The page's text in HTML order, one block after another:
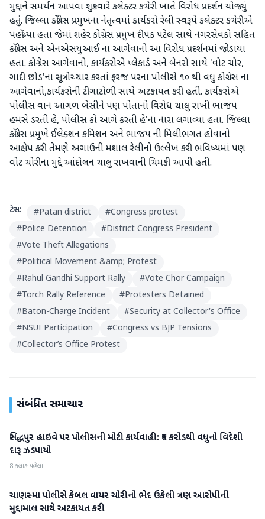
મુદ્દાને સમર્થન આપવા શુક્રવારે કલેક્ટર કચેરી ખાતે વિરોધ પ્રદર્શન યોજ્યું
હતું. જિલ્લા કોંગ્રેસ પ્રમુખના નેતૃત્વમાં કાર્યકરો રેલી સ્વરૂપે કલેક્ટર કચેરીએ
પહોંચ્યા હતા જેમાં શહેર કોગ્રેસ પ્રમુખ દીપક પટેલ સાથે નગરસેવકો સહિત
કોંગ્રેસ અને એનએસયુઆઈ ના આગેવાનો આ વિરોધ પ્રદર્શનમાં જોડાયા
હતા. કોગ્રેસ આગેવાનો, કાર્યકરોએ પ્લેકાર્ડ અને બેનરો સાથે 'વોટ ચોર,
ગાદી છોડ'ના સૂત્રોચ્ચાર કરતાં ફરજ પરના પોલીસે ૧૦ થી વધુ કોગ્રેસ ના
આગેવાનો,કાર્યકરોની ટીગાટોળી સાથે અટકાયત કરી હતી. કાર્યકરોએ
પોલીસ વાન આગળ બેસીને પણ પોતાનો વિરોધ ચાલુ રાખી ભાજપ
હમસે ડરતી હે, પોલીસ કો આગે કરતી હે'ના નારા લગાવ્યા હતા. જિલ્લા
કોંગ્રેસ પ્રમુખે ઈલેક્શન કમિશન અને ભાજપ ની મિલીભગત હોવાનો
આક્ષેપ કરી તેમણે અગાઉની મશાલ રેલીનો ઉલ્લેખ કરી ભવિષ્યમાં પણ
વોટ ચોરીના મુદ્દે આંદોલન ચાલુ રાખવાની ચિમકી આપી હતી.
ટેગ્સ: #Patan district #Congress protest
#Police Detention #District Congress President
#Vote Theft Allegations
#Political Movement &amp; Protest
#Rahul Gandhi Support Rally #Vote Chor Campaign
#Torch Rally Reference #Protesters Detained
#Baton-Charge Incident #Security at Collector's Office
#NSUI Participation #Congress vs BJP Tensions
#Collector’s Office Protest
સંબંધિત સમાચાર
પાટણ
સિદ્ધપુર હાઇવે પર પોલીસની મોટી કાર્યવાહી: ₹૧ કરોડથી વધુનો વિદેશી
દારૂ ઝડપાયો
8 કલાક પહેલા
પાટણ
ચાણસ્મા પોલીસે કેબલ વાયર ચોરીનો ભેદ ઉકેલી ત્રણ આરોપીની
મુદ્દામાલ સાથે અટકાયત કરી